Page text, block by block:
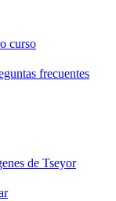
curso
frecuentes
de Tseyor